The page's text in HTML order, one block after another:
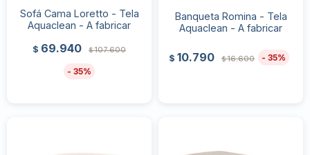
Sofá Cama Loretto - Tela
Aquaclean - A fabricar
$ 69.940 $107.600
35
Banqueta Romina - Tela
Aquaclean - A fabricar
$ 10.790 $16.600 35